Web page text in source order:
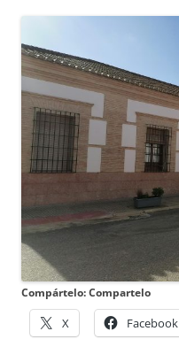
Compártelo: Compartelo
X Facebook